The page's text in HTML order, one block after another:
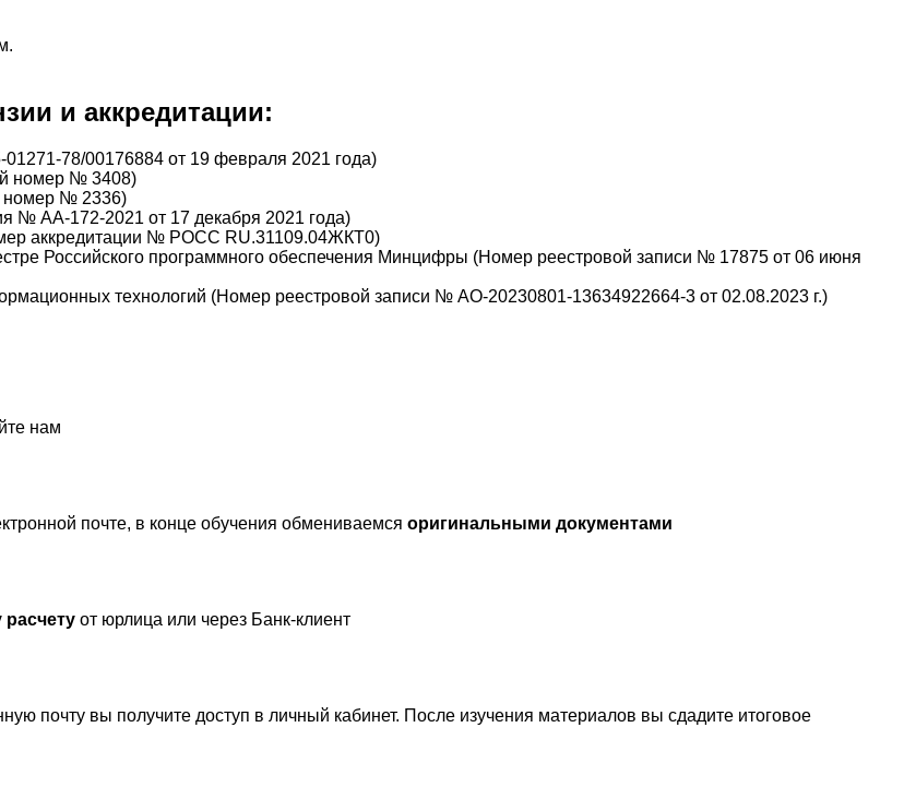
и аккредитации:
78/00176884 от 19 февраля 2021 года)
номер № 3408)
номер № 2336)
№ АА-172-2021 от 17 декабря 2021 года)
аккредитации № РОСС RU.31109.04ЖКТ0)
Российского программного обеспечения Минцифры (Номер реестровой записи № 17875 от 06 июня
технологий (Номер реестровой записи № АО-20230801-13634922664-3 от 02.08.2023 г.)
нам
почте, в конце обучения обмениваемсяоригинальными документами
от юрлица или через Банк-клиент
почту вы получите доступ в личный кабинет. После изучения материалов вы сдадите итоговое